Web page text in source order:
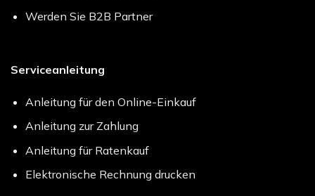
Werden Sie B2B Partner
Serviceanleitung
Anleitung für den Online-Einkauf
Anleitung zur Zahlung
Anleitung für Ratenkauf
Elektronische Rechnung drucken